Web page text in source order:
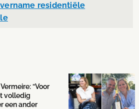
residentiële
“Voor
volledig
een ander